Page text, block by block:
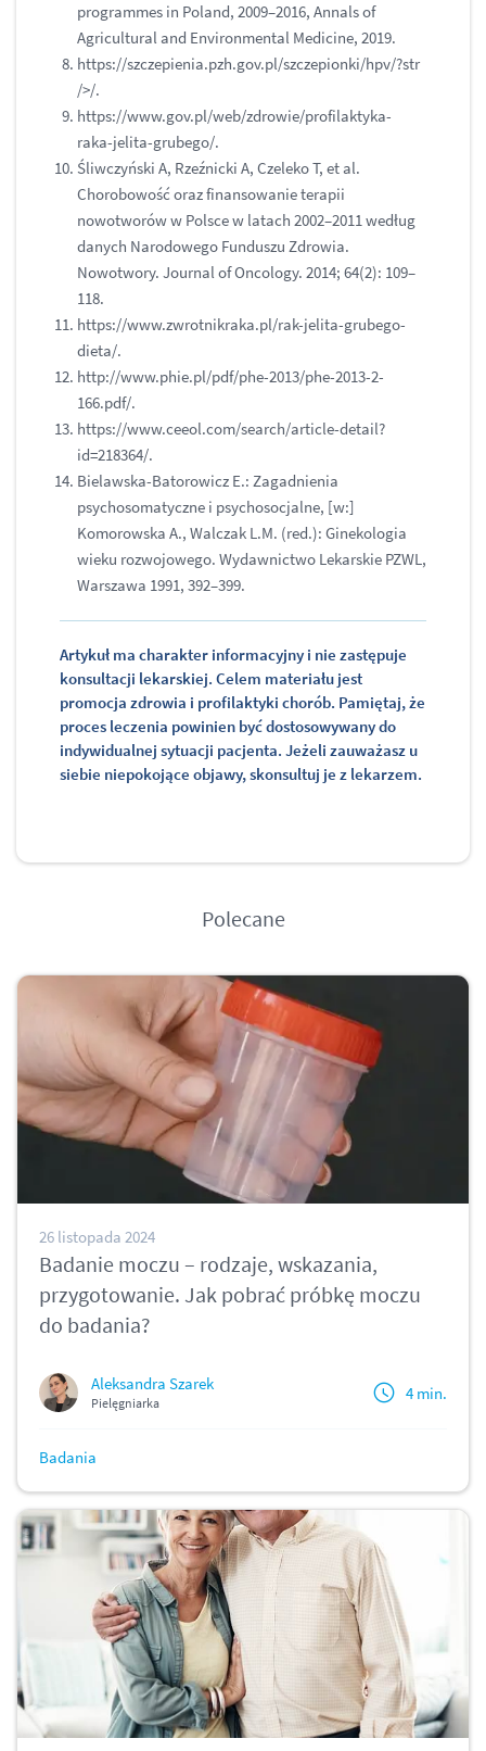
programmes in Poland, 2009–2016, Annals of
Agricultural and Environmental Medicine, 2019.
https://szczepienia.pzh.gov.pl/szczepionki/hpv/?str
/>/.
https://www.gov.pl/web/zdrowie/profilaktyka-
raka-jelita-grubego/.
Śliwczyński A, Rzeźnicki A, Czeleko T, et al.
Chorobowość oraz finansowanie terapii
nowotworów w Polsce w latach 2002–2011 według
danych Narodowego Funduszu Zdrowia.
Nowotwory. Journal of Oncology. 2014; 64(2): 109–
118.
https://www.zwrotnikraka.pl/rak-jelita-grubego-
dieta/.
http://www.phie.pl/pdf/phe-2013/phe-2013-2-
166.pdf/.
https://www.ceeol.com/search/article-detail?
id=218364/.
Bielawska-Batorowicz E.: Zagadnienia
psychosomatyczne i psychosocjalne, [w:]
Komorowska A., Walczak L.M. (red.): Ginekologia
wieku rozwojowego. Wydawnictwo Lekarskie PZWL,
Warszawa 1991, 392–399.
Artykuł ma charakter informacyjny i nie zastępuje
konsultacji lekarskiej. Celem materiału jest
promocja zdrowia i profilaktyki chorób. Pamiętaj, że
proces leczenia powinien być dostosowywany do
indywidualnej sytuacji pacjenta. Jeżeli zauważasz u
siebie niepokojące objawy, skonsultuj je z lekarzem.
Polecane
26 listopada 2024
Badanie moczu – rodzaje, wskazania,
przygotowanie. Jak pobrać próbkę moczu
do badania?
Aleksandra Szarek
Pielęgniarka 4 min.
Badania